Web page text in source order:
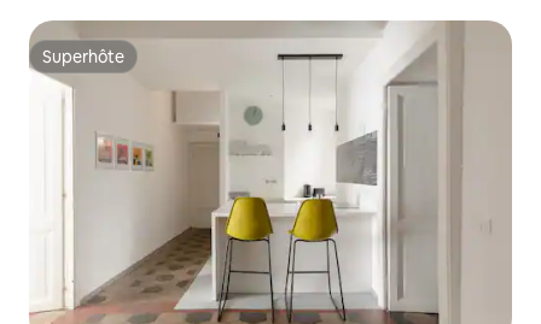
Superhôte
Superhôte